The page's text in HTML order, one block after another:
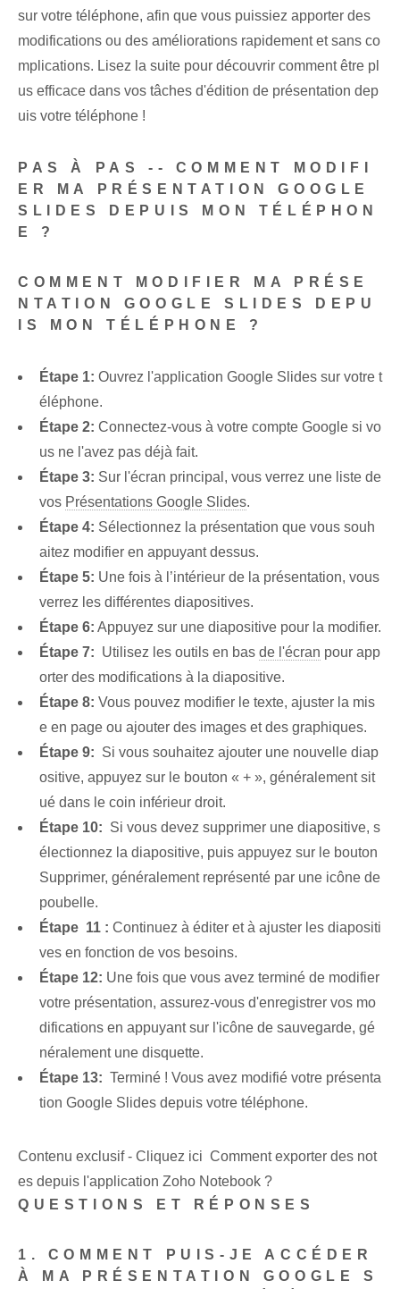
sur votre téléphone, afin que vous puissiez apporter des
modifications ou des améliorations rapidement et sans co
mplications. Lisez la suite pour découvrir comment être pl
us efficace dans vos tâches d'édition de présentation dep
uis votre téléphone !
PAS À PAS -- COMMENT MODIFI
ER MA PRÉSENTATION GOOGLE
SLIDES DEPUIS MON TÉLÉPHON
E ?
COMMENT MODIFIER MA PRÉSE
NTATION GOOGLE SLIDES DEPU
IS MON TÉLÉPHONE ?
Étape 1: Ouvrez l'application Google Slides sur votre t
éléphone.
Étape 2: Connectez-vous à votre compte Google si vo
us ne l'avez pas déjà fait.
Étape 3: Sur l'écran principal, vous verrez une liste de
vos Présentations Google Slides.
Étape 4: Sélectionnez​ la présentation que vous souh
aitez modifier en appuyant dessus.
Étape 5: Une fois à l’intérieur de la présentation, vous
verrez les différentes diapositives.
Étape 6: Appuyez sur une diapositive pour la modifier.
Étape 7: ⁤ Utilisez les outils en ⁢bas‍ de l'écran pour app
orter des modifications à la diapositive.
Étape 8: Vous pouvez modifier le texte, ajuster la mis
e en page ou ajouter des images et des graphiques.
Étape 9: ⁢ Si vous souhaitez ajouter une nouvelle diap
ositive, appuyez sur le bouton « + », généralement sit
ué dans le coin inférieur droit.
Étape 10: ‍ Si vous devez supprimer une diapositive, s
électionnez la diapositive, puis appuyez sur le bouton
Supprimer, généralement représenté par une icône de
poubelle.
Étape ⁢ 11 : Continuez à éditer et à ajuster les diapositi
ves en fonction de vos besoins.
Étape 12: Une fois que vous avez terminé de modifier
votre présentation, assurez-vous d'enregistrer vos mo
difications en appuyant sur l'icône de sauvegarde, gé
néralement une disquette.
Étape 13: ‍ Terminé !‍ Vous avez modifié votre présenta
tion Google Slides⁤ depuis votre téléphone.
Contenu exclusif - Cliquez ici Comment exporter des not
es depuis l'application Zoho Notebook ?
QUESTIONS ET RÉPONSES
1. COMMENT PUIS-JE ACCÉDER
À MA PRÉSENTATION GOOGLE S